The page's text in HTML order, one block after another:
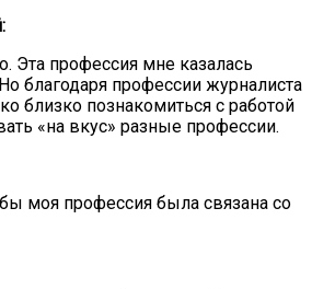
Эта профессия мне казалась
благодаря профессии журналиста
близко познакомиться с работой
«на вкус» разные профессии.
моя профессия была связана со